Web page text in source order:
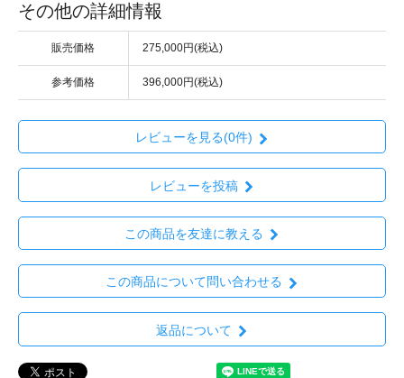
その他の詳細情報
販売価格 275,000円(税込)
参考価格 396,000円(税込)
レビューを見る(0件)
レビューを投稿
この商品を友達に教える
この商品について問い合わせる
返品について